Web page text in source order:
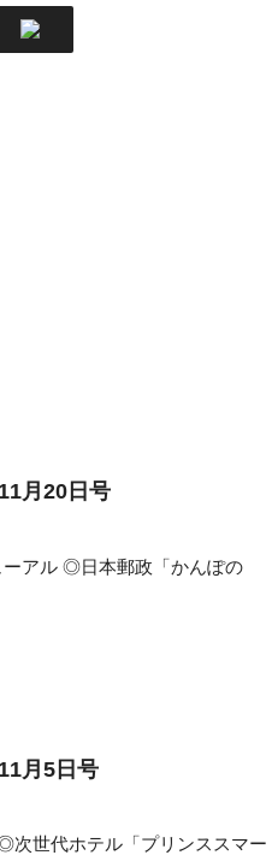
月20日号
アル ◎日本郵政「かんぽの
月5日号
世代ホテル「プリンススマー